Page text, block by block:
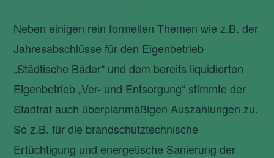
Neben einigen rein formellen Themen wie z.B. der
Jahresabschlüsse für den Eigenbetrieb
„Städtische Bäder“ und dem bereits liquidierten
Eigenbetrieb „Ver- und Entsorgung“ stimmte der
Stadtrat auch überplanmäßigen Auszahlungen zu.
So z.B. für die brandschutztechnische
Ertüchtigung und energetische Sanierung der